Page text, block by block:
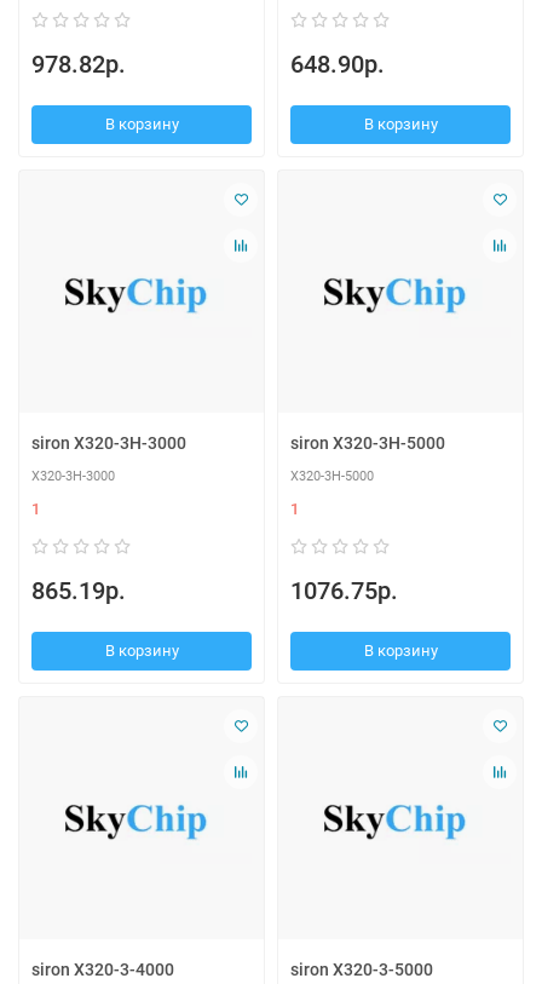
978.82р.
В корзину
648.90р.
В корзину
siron X320-3H-3000
X320-3H-3000
1
865.19р.
В корзину
siron X320-3H-5000
X320-3H-5000
1
1076.75р.
В корзину
siron X320-3-4000 siron X320-3-5000